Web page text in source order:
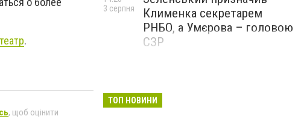
.
, щоб оцінити
Клименка секретарем
РНБО, а Умєрова – головою
СЗР
3 серпня
ТОП НОВИНИ